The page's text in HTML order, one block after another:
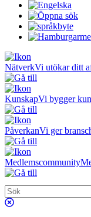
NätverkVi utökar ditt
KunskapVi bygger
PåverkanVi ger
Medlemscommunity